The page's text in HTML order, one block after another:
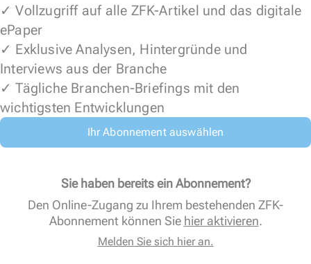
✓ Vollzugriff auf alle ZFK-Artikel und das digitale
ePaper
✓ Exklusive Analysen, Hintergründe und
Interviews aus der Branche
✓ Tägliche Branchen-Briefings mit den
wichtigsten Entwicklungen
Ihr Abonnement auswählen
Sie haben bereits ein Abonnement?
Den Online-Zugang zu Ihrem bestehenden ZFK-
Abonnement können Sie hier aktivieren.
Melden Sie sich hier an.